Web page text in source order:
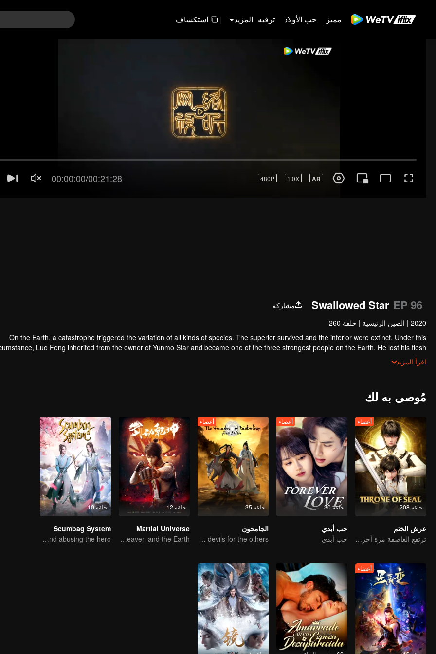
مميز حب الأولاد ترفيه المزيد | استكشاف
Swallowed Star EP 96
مشاركة
2020
| الصين الرئيسية | حلقة 260
On the Earth, a catastrophe triggered the variation of all kinds of species. The superior survived and the inferior were extinct. Under this
Luo Feng inherited from the owner of Yunmo Star and became one of the three strongest people on the Earth. He lost his flesh
the fight against giant swallowed monster but then he took the flesh of the monster. In the flesh, he developed a human body. Later, he
stepped out of the Earth and headed to the universe.
اقرأ المزيد
مُوصى به لك
حلقة 208
أعضاء
عرش الختم
ترتفع العاصفة مرة أخرى مع حلول العرش
حلقة 30
أعضاء
حب أبدي
حب أبدي
حلقة 35
أعضاء
الجامحون
The youth from clan of cultivators killed the devils for the others
حلقة 12
Martial Universe
Wu Zhiji, Breaking the Sky, Moving the Heaven and the Earth
حلقة 10
Scumbag System
An ordinary youth crossing as a villain into the book and abusing the hero!
أعضاء